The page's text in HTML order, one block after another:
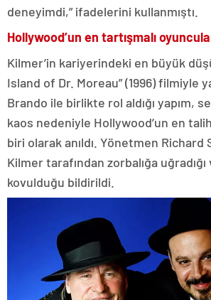
deneyimdi,” ifadelerini kullanmıştı.
Hollywood’un en tartışmalı
Kilmer’in kariyerindeki en büyük
Island of Dr. Moreau” (1996) filmiyle
Brando ile birlikte rol aldığı yapım,
kaos nedeniyle Hollywood’un en
biri olarak anıldı. Yönetmen Richard
Kilmer tarafından zorbalığa uğradığı
kovulduğu bildirildi.